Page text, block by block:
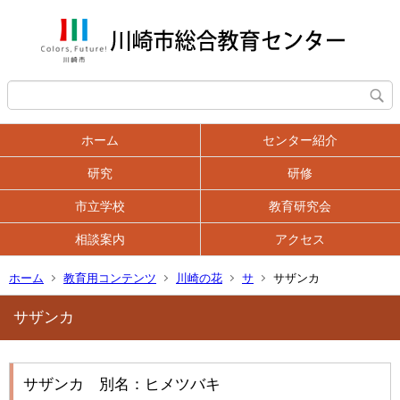
ホーム センター紹介
研究 研修
市立学校 教育研究会
相談案内 アクセス
ホーム 教育用コンテンツ 川崎の花 サ サザンカ
サザンカ
サザンカ 別名：ヒメツバキ